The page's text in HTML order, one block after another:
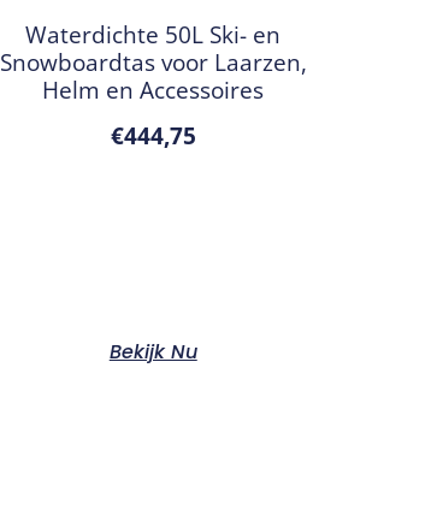
Waterdichte 50L Ski- en
Snowboardtas voor Laarzen,
Helm en Accessoires
€444,75
Bekijk Nu